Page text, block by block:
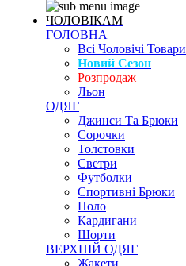
ЧОЛОВІКАМ
ГОЛОВНА
Всі Чоловічі Товари
Новий Сезон
Розпродаж
Льон
ОДЯГ
Джинси Та Брюки
Сорочки
Толстовки
Светри
Футболки
Спортивні Брюки
Поло
Кардигани
Шорти
ВЕРХНІЙ ОДЯГ
Жакети